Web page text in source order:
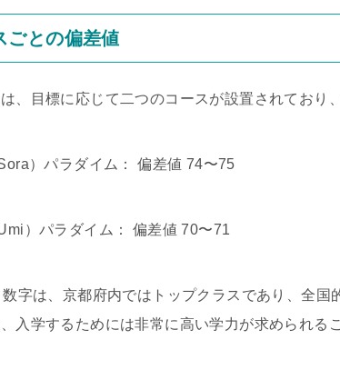
ごとの偏差値
、目標に応じて二つのコースが設置されており
）パラダイム： 偏差値 74〜75
）パラダイム： 偏差値 70〜71
字は、京都府内ではトップクラスであり、全国
入学するためには非常に高い学力が求められる